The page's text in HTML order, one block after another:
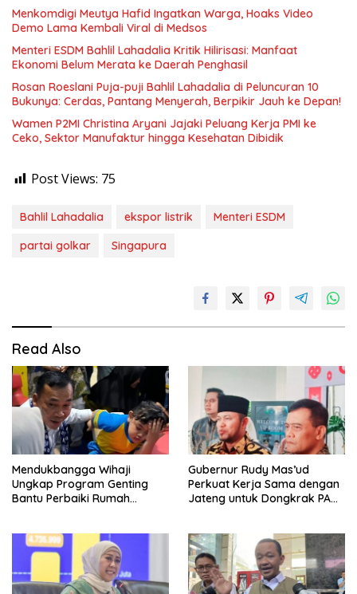
Menkomdigi Meutya Hafid Ingatkan Warga, Hoaks Video
Demo Lama Kembali Viral di Medsos
Menteri ESDM Bahlil Lahadalia Kritik Hilirisasi: Manfaat
Ekonomi Belum Merata ke Daerah Penghasil
Rosan Roeslani Puja-puji Bahlil Lahadalia di Peluncuran 10
Bukunya: Cerdas, Pantang Menyerah, Berpikir Jauh ke Depan!
Wamen P2MI Christina Aryani Jajaki Peluang Kerja PMI ke
Ceko, Sektor Manufaktur hingga Kesehatan Dibidik
Post Views: 75
Bahlil Lahadalia ekspor listrik
Menteri ESDM
partai golkar
Singapura
Read Also
Mendukbangga Wihaji
Ungkap Program Genting
Bantu Perbaiki Rumah
Gubernur Rudy Mas’ud
Perkuat Kerja Sama dengan
Jateng untuk Dongkrak PAD